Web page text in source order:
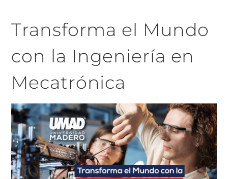
Transforma el Mundo
con la Ingeniería en
Mecatrónica